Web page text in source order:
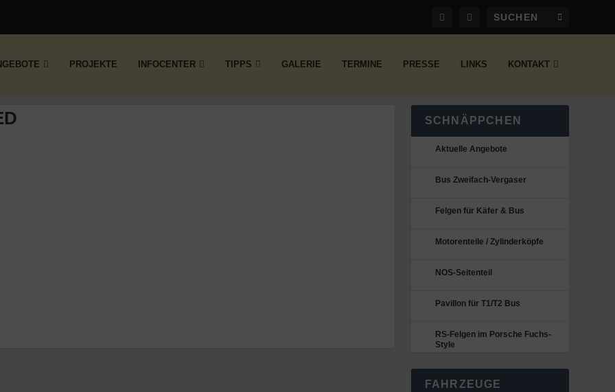
PROJEKTE INFOCENTER TIPPS GALERIE TERMINE PRESSE LINKS KONTAKT
SCHNÄPPCHEN
Aktuelle Angebote
Bus Zweifach-Vergaser
Felgen für Käfer & Bus
Motorenteile / Zylinderköpfe
NOS-Seitenteil
Pavillon für T1/T2 Bus
RS-Felgen im Porsche Fuchs-
Style
FAHRZEUGE